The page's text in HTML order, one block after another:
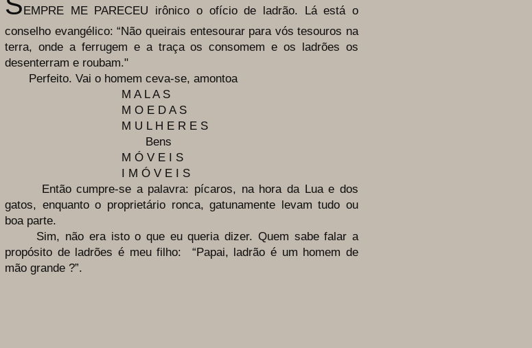
EMPRE ME PARECEU irônico o ofício de ladrão. Lá está o
conselho evangélico: “Não queirais entesourar para vós tesouros na
terra, onde a ferrugem e a traça os consomem e os ladrões os
desenterram e roubam."
Perfeito. Vai o homem ceva-se, amontoa
M A L A S
M O E D A S
M U L H E R E S
Bens
M Ó V E I S
I M Ó V E I S
Então cumpre-se a palavra: pícaros, na hora da Lua e dos
gatos, enquanto o proprietário ronca, gatunamente levam tudo ou
boa parte.
Sim, não era isto o que eu queria dizer. Quem sabe falar a
propósito de ladrões é meu filho: “Papai, ladrão é um homem de
mão grande ?”.